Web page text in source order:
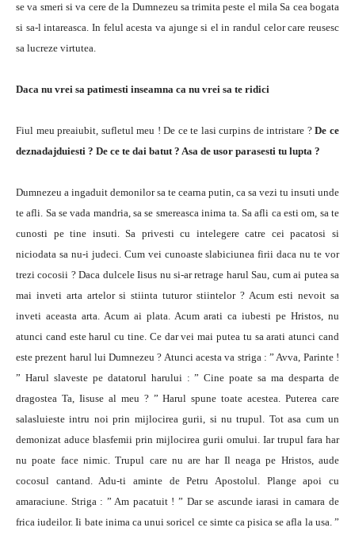
se va smeri si va cere de la Dumnezeu sa trimita peste el mila Sa cea bogata
si sa-l intareasca. In felul acesta va ajunge si el in randul celor care reusesc
sa lucreze virtutea.
Daca nu vrei sa patimesti inseamna ca nu vrei sa te ridici
Fiul meu preaiubit, sufletul meu ! De ce te lasi curpins de intristare ?De ce
deznadajduiesti ? De ce te dai batut ? Asa de usor parasesti tu lupta ?
Dumnezeu a ingaduit demonilor sa te cearna putin, ca sa vezi tu insuti unde
te afli. Sa se vada mandria, sa se smereasca inima ta. Sa afli ca esti om, sa te
cunosti pe tine insuti. Sa privesti cu intelegere catre cei pacatosi si
niciodata sa nu-i judeci. Cum vei cunoaste slabiciunea firii daca nu te vor
trezi cocosii ? Daca dulcele Iisus nu si-ar retrage harul Sau, cum ai putea sa
mai inveti arta artelor si stiinta tuturor stiintelor ? Acum esti nevoit sa
inveti aceasta arta. Acum ai plata. Acum arati ca iubesti pe Hristos, nu
atunci cand este harul cu tine. Ce dar vei mai putea tu sa arati atunci cand
este prezent harul lui Dumnezeu ? Atunci acesta va striga : ” Avva, Parinte !
” Harul slaveste pe datatorul harului : ” Cine poate sa ma desparta de
dragostea Ta, Iisuse al meu ? ” Harul spune toate acestea. Puterea care
salasluieste intru noi prin mijlocirea gurii, si nu trupul. Tot asa cum un
demonizat aduce blasfemii prin mijlocirea gurii omului. Iar trupul fara har
nu poate face nimic. Trupul care nu are har Il neaga pe Hristos, aude
cocosul cantand. Adu-ti aminte de Petru Apostolul. Plange apoi cu
amaraciune. Striga : ” Am pacatuit ! ” Dar se ascunde iarasi in camara de
frica iudeilor. Ii bate inima ca unui soricel ce simte ca pisica se afla la usa. ”